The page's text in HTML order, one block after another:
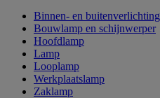
Binnen- en buitenverlichting
Bouwlamp en schijnwerper
Hoofdlamp
Lamp
Looplamp
Werkplaatslamp
Zaklamp